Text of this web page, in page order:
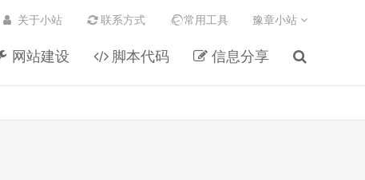
网站建设 脚本代码 信息分享
关于小站 联系方式 常用工具 豫章小站